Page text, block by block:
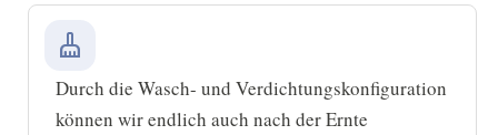
cleaning_services
Durch die Wasch- und Verdichtungskonfiguration
können wir endlich auch nach der Ernte